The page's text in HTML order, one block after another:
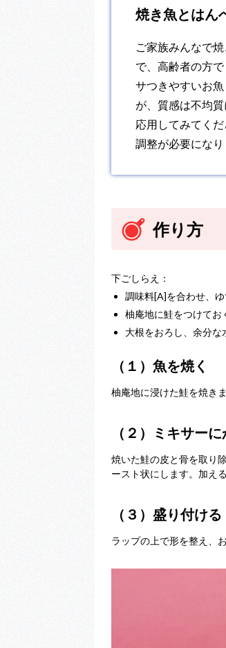
焼き魚とはん
ご家族みんなで
で、高齢者の方
サつきやすいお
が、質感は不均
応用してみてく
調整が必要になり
作り方
下ごしらえ：
調味料[A]を合わせ、
柚庵地に鮭をつけてお
大根をおろし、余分な
（１）魚を焼く
柚庵地に浸けた鮭を焼き
（２）ミキサー
焼いた鮭の皮と骨を取り
ースト状にします。加え
（３）盛り付ける
ラップの上で形を整え、